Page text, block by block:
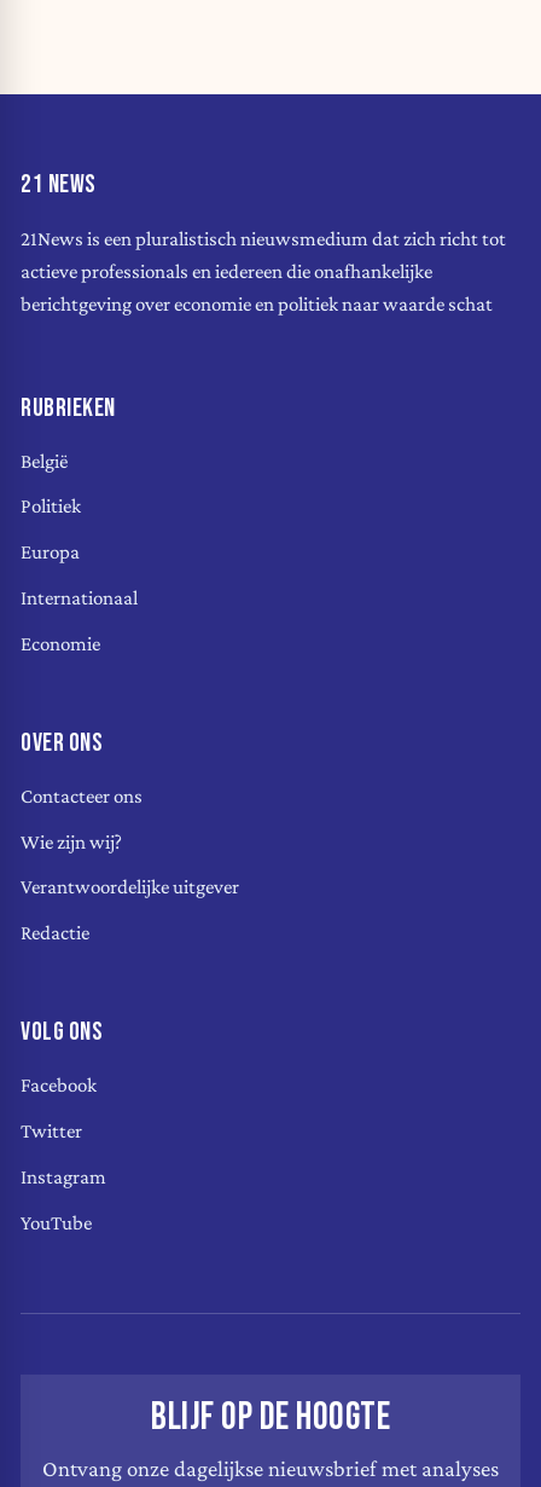
21 NEWS
21News is een pluralistisch nieuwsmedium dat zich richt tot
actieve professionals en iedereen die onafhankelijke
berichtgeving over economie en politiek naar waarde schat
RUBRIEKEN
België
Politiek
Europa
Internationaal
Economie
OVER ONS
Contacteer ons
Wie zijn wij?
Verantwoordelijke uitgever
Redactie
VOLG ONS
Facebook
Twitter
Instagram
YouTube
BLIJF OP DE HOOGTE
Ontvang onze dagelijkse nieuwsbrief met analyses